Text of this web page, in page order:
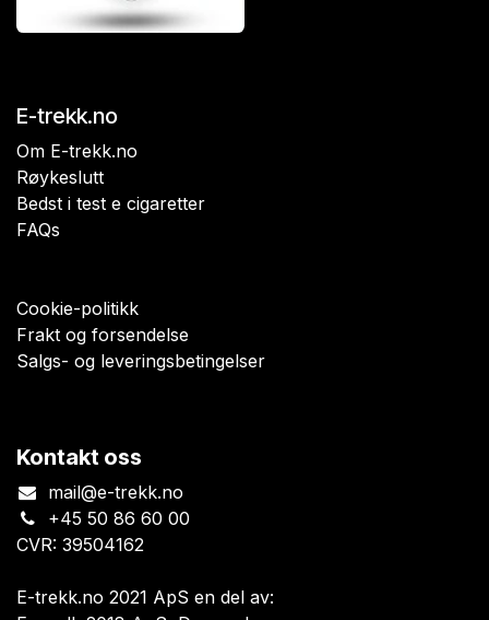
E-trekk.no
Om E-trekk.no
Røykeslutt
Bedst i test e cigaretter
FAQs
Cookie-politikk
Frakt og forsendelse
Salgs- og leveringsbetingelser
Kontakt oss
mail@e-trekk.no
+45 50 86 60 00
CVR: 39504162
E-trekk.no 2021 ApS en del av: